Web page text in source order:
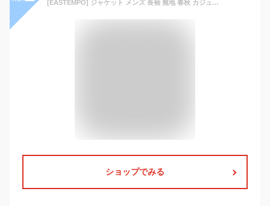
[EASTEMPO] ジャケット メンズ 長袖 無地 春秋 カジュアル おしゃれ 軽量 おおきいサイズ (グレー, XL)
ショップでみる